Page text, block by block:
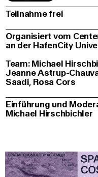
Teilnahme frei
Organisiert vom
an der HafenCity
Team: Michael
Jeanne Astrup-
Saadi, Rosa Cors
Einführung und
Michael Hirschbichler